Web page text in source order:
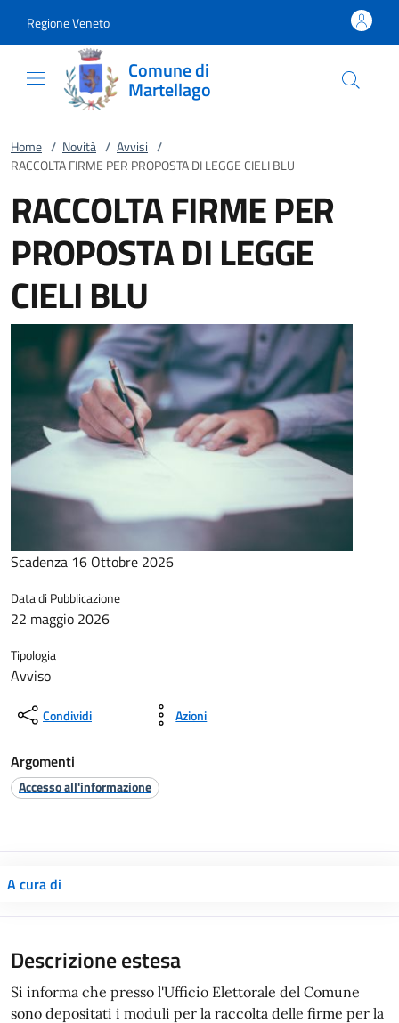
Regione Veneto
Comune di
Martellago
Home / Novità / Avvisi /
RACCOLTA FIRME PER PROPOSTA DI LEGGE CIELI BLU
RACCOLTA FIRME PER
PROPOSTA DI LEGGE
CIELI BLU
Scadenza 16 Ottobre 2026
Data di Pubblicazione
22 maggio 2026
Tipologia
Avviso
Condividi Azioni
Argomenti
Accesso all'informazione
A cura di
Descrizione estesa
Si informa che presso l'Ufficio Elettorale del Comune
sono depositati i moduli per la raccolta delle firme per la